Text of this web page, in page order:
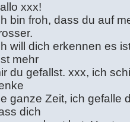
xxx!
bin froh, dass du auf
will dich erkennen es
mehr
du gefallst. xxx, ich
ganze Zeit, ich gefalle
dich